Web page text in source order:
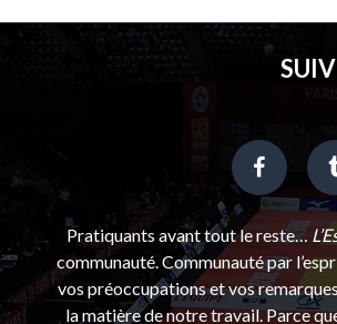
Pratiquants avant tout le reste…
communauté. Communauté par
vos préoccupations et vos
la matière de notre travail. Parce